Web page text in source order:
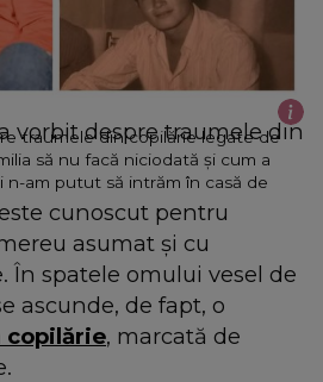
traumele din copilărie legate de
să nu facă niciodată și cum a
n-am putut să intrăm în casă de
vorbit despre traumele din
cunoscut pentru
asumat și cu
În spatele omului vesel de
ascunde, de fapt, o
, marcată de